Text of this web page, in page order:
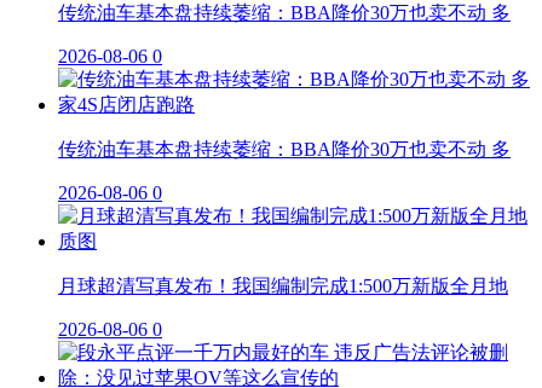
传统油车基本盘持续萎缩：BBA降价30万也卖不动 多
2026-08-06 0
传统油车基本盘持续萎缩：BBA降价30万也卖不动 多
2026-08-06 0
月球超清写真发布！我国编制完成1:500万新版全月地
2026-08-06 0